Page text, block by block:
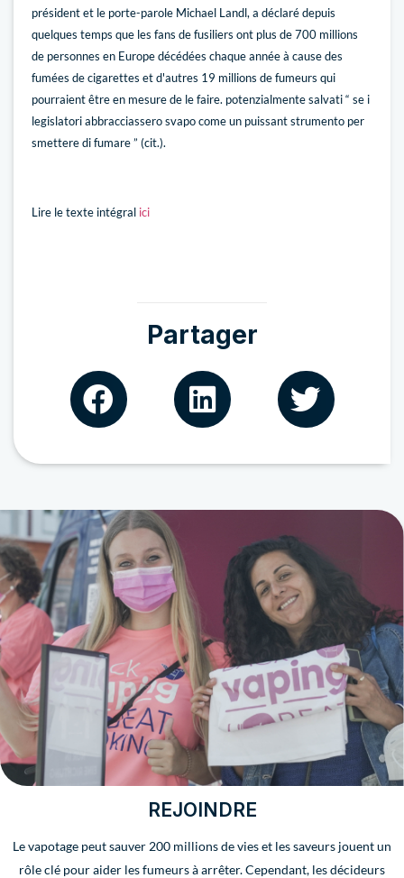
président et le porte-parole Michael Landl, a déclaré depuis
quelques temps que les fans de fusiliers ont plus de 700 millions
de personnes en Europe décédées chaque année à cause des
fumées de cigarettes et d'autres 19 millions de fumeurs qui
pourraient être en mesure de le faire. potenzialmente salvati “ se i
legislatori abbracciassero svapo come un puissant strumento per
smettere di fumare ” (cit.).
Lire le texte intégral ici
Partager
REJOINDRE
Le vapotage peut sauver 200 millions de vies et les saveurs jouent un
rôle clé pour aider les fumeurs à arrêter. Cependant, les décideurs